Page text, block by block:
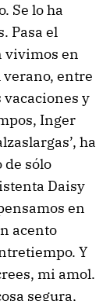
Se lo ha
Pasa el
vivimos en
entre
y
Inger
ha
sólo
Daisy
en
acento
Y
mi amol.
segura,